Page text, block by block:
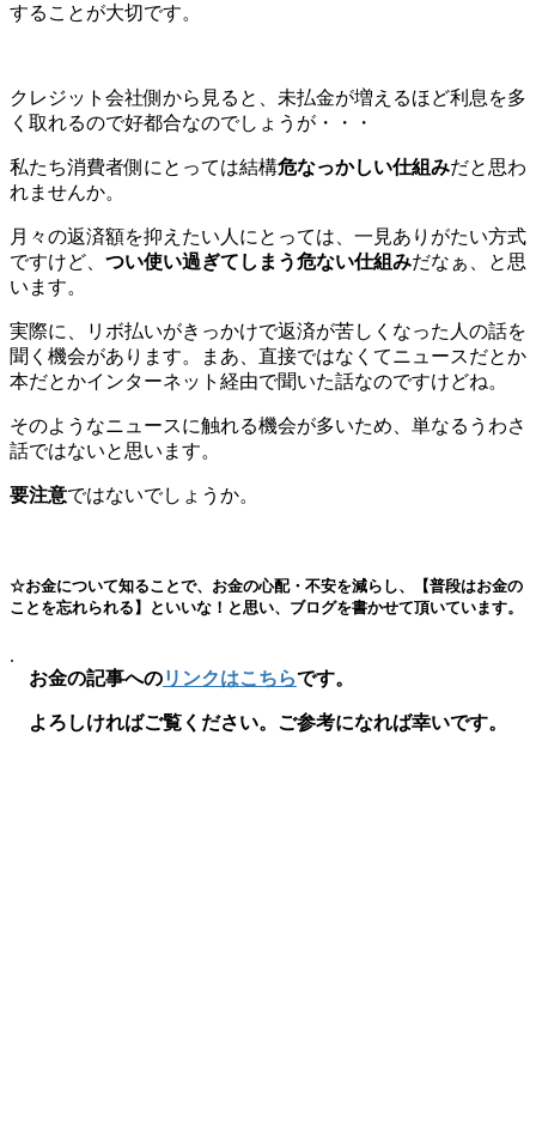
することが大切です。
クレジット会社側から見ると、未払金が増えるほど利息を多
く取れるので好都合なのでしょうが・・・
私たち消費者側にとっては結構危なっかしい仕組みだと思わ
れませんか。
月々の返済額を抑えたい人にとっては、一見ありがたい方式
ですけど、 つい使い過ぎてしまう危ない仕組みだなぁ、と思
います。
実際に、リボ払いがきっかけで返済が苦しくなった人の話を
聞く機会があります。まあ、直接ではなくてニュースだとか
本だとかインターネット経由で聞いた話なのですけどね。
そのようなニュースに触れる機会が多いため、単なるうわさ
話ではないと思います。
要注意ではないでしょうか。
☆お金について知ることで、お金の心配・不安を減らし、【普段はお金の
ことを忘れられる】といいな！と思い、ブログを書かせて頂いています。
.
お金の記事へのリンクはこちらです。
よろしければご覧ください。ご参考になれば幸いです。